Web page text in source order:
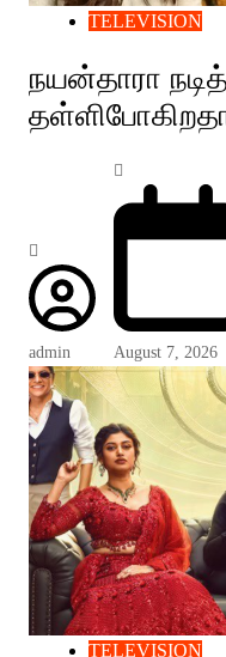
TELEVISION
நயன்தாரா
admin August 7, 2026
TELEVISION